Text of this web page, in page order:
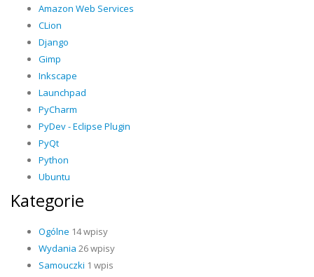
Amazon Web Services
CLion
Django
Gimp
Inkscape
Launchpad
PyCharm
PyDev - Eclipse Plugin
PyQt
Python
Ubuntu
Kategorie
Ogólne 14 wpisy
Wydania 26 wpisy
Samouczki 1 wpis